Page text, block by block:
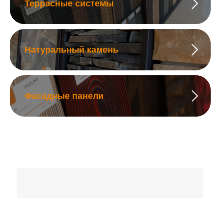
Террасные системы
Натуральный камень
Фасадные панели